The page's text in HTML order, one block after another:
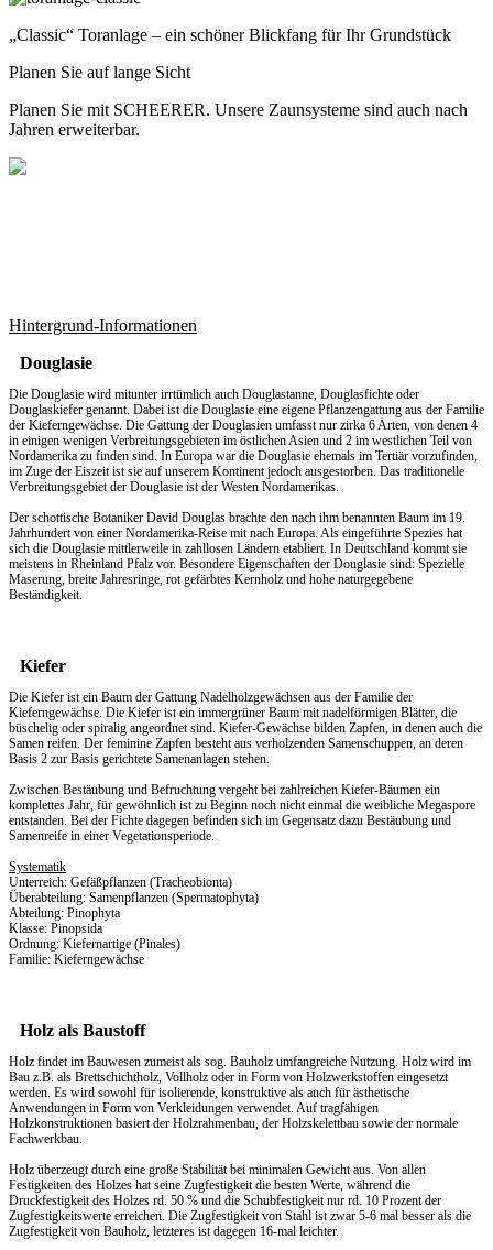
„Classic“ Toranlage – ein schöner Blickfang für Ihr Grundstück
Planen Sie auf lange Sicht
Planen Sie mit SCHEERER. Unsere Zaunsysteme sind auch nach
Jahren erweiterbar.
Hintergrund-Informationen
Douglasie
Die Douglasie wird mitunter irrtümlich auch Douglastanne, Douglasfichte oder
Douglaskiefer genannt. Dabei ist die Douglasie eine eigene Pflanzengattung aus der Familie
der Kieferngewächse. Die Gattung der Douglasien umfasst nur zirka 6 Arten, von denen 4
in einigen wenigen Verbreitungsgebieten im östlichen Asien und 2 im westlichen Teil von
Nordamerika zu finden sind. In Europa war die Douglasie ehemals im Tertiär vorzufinden,
im Zuge der Eiszeit ist sie auf unserem Kontinent jedoch ausgestorben. Das traditionelle
Verbreitungsgebiet der Douglasie ist der Westen Nordamerikas.
Der schottische Botaniker David Douglas brachte den nach ihm benannten Baum im 19.
Jahrhundert von einer Nordamerika-Reise mit nach Europa. Als eingeführte Spezies hat
sich die Douglasie mittlerweile in zahllosen Ländern etabliert. In Deutschland kommt sie
meistens in Rheinland Pfalz vor. Besondere Eigenschaften der Douglasie sind: Spezielle
Maserung, breite Jahresringe, rot gefärbtes Kernholz und hohe naturgegebene
Beständigkeit.
Kiefer
Die Kiefer ist ein Baum der Gattung Nadelholzgewächsen aus der Familie der
Kieferngewächse. Die Kiefer ist ein immergrüner Baum mit nadelförmigen Blätter, die
büschelig oder spiralig angeordnet sind. Kiefer-Gewächse bilden Zapfen, in denen auch die
Samen reifen. Der feminine Zapfen besteht aus verholzenden Samenschuppen, an deren
Basis 2 zur Basis gerichtete Samenanlagen stehen.
Zwischen Bestäubung und Befruchtung vergeht bei zahlreichen Kiefer-Bäumen ein
komplettes Jahr, für gewöhnlich ist zu Beginn noch nicht einmal die weibliche Megaspore
entstanden. Bei der Fichte dagegen befinden sich im Gegensatz dazu Bestäubung und
Samenreife in einer Vegetationsperiode.
Systematik
Unterreich: Gefäßpflanzen (Tracheobionta)
Überabteilung: Samenpflanzen (Spermatophyta)
Abteilung: Pinophyta
Klasse: Pinopsida
Ordnung: Kiefernartige (Pinales)
Familie: Kieferngewächse
Holz als Baustoff
Holz findet im Bauwesen zumeist als sog. Bauholz umfangreiche Nutzung. Holz wird im
Bau z.B. als Brettschichtholz, Vollholz oder in Form von Holzwerkstoffen eingesetzt
werden. Es wird sowohl für isolierende, konstruktive als auch für ästhetische
Anwendungen in Form von Verkleidungen verwendet. Auf tragfähigen
Holzkonstruktionen basiert der Holzrahmenbau, der Holzskelettbau sowie der normale
Fachwerkbau.
Holz überzeugt durch eine große Stabilität bei minimalen Gewicht aus. Von allen
Festigkeiten des Holzes hat seine Zugfestigkeit die besten Werte, während die
Druckfestigkeit des Holzes rd. 50 % und die Schubfestigkeit nur rd. 10 Prozent der
Zugfestigkeitswerte erreichen. Die Zugfestigkeit von Stahl ist zwar 5-6 mal besser als die
Zugfestigkeit von Bauholz, letzteres ist dagegen 16-mal leichter.